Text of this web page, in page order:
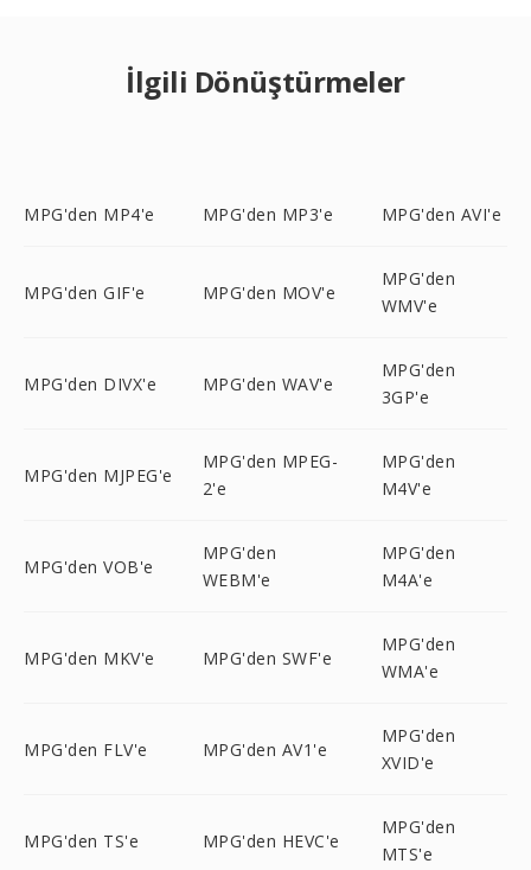
İlgili Dönüştürmeler
MPG'den MP4'e MPG'den MP3'e MPG'den AVI'e
MPG'den GIF'e MPG'den MOV'e
MPG'den
WMV'e
MPG'den DIVX'e MPG'den WAV'e
MPG'den
3GP'e
MPG'den MJPEG'e
MPG'den MPEG-
2'e
MPG'den
M4V'e
MPG'den VOB'e
MPG'den
WEBM'e
MPG'den
M4A'e
MPG'den MKV'e MPG'den SWF'e
MPG'den
WMA'e
MPG'den FLV'e MPG'den AV1'e
MPG'den
XVID'e
MPG'den TS'e MPG'den HEVC'e
MPG'den
MTS'e